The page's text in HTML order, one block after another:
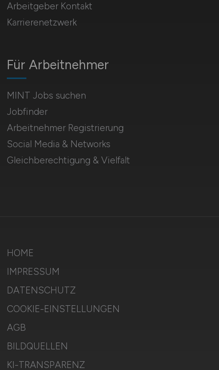
Für Arbeitnehmer
MINT Jobs suchen
Jobfinder
Arbeitnehmer Registrierung
Social Media & Networks
Gleichberechtigung & Vielfalt
Arbeitgeber Kontakt
Karrierenetzwerk
HOME
IMPRESSUM
DATENSCHUTZ
COOKIE-EINSTELLUNGEN
AGB
BILDQUELLEN
KI-TRANSPARENZ